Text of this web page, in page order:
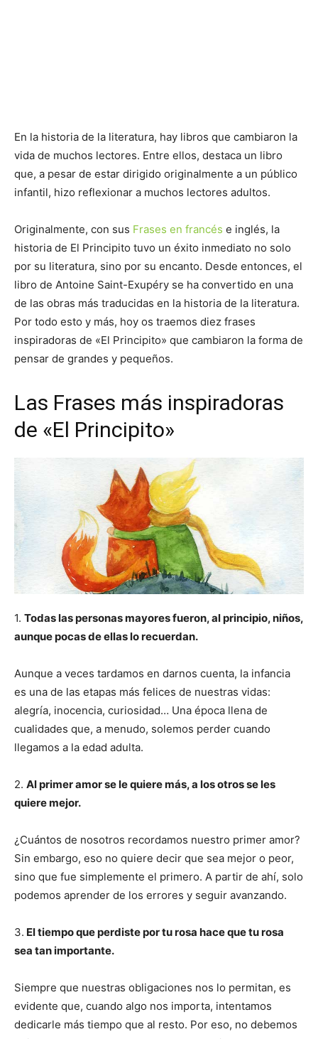
En la historia de la literatura, hay libros que cambiaron la
vida de muchos lectores. Entre ellos, destaca un libro
que, a pesar de estar dirigido originalmente a un público
infantil, hizo reflexionar a muchos lectores adultos.
Originalmente, con sus Frases en francés e inglés, la
historia de El Principito tuvo un éxito inmediato no solo
por su literatura, sino por su encanto. Desde entonces, el
libro de Antoine Saint-Exupéry se ha convertido en una
de las obras más traducidas en la historia de la literatura.
Por todo esto y más, hoy os traemos diez frases
inspiradoras de «El Principito» que cambiaron la forma de
pensar de grandes y pequeños.
Las Frases más inspiradoras
de «El Principito»
1. Todas las personas mayores fueron, al principio, niños,
aunque pocas de ellas lo recuerdan.
Aunque a veces tardamos en darnos cuenta, la infancia
es una de las etapas más felices de nuestras vidas:
alegría, inocencia, curiosidad… Una época llena de
cualidades que, a menudo, solemos perder cuando
llegamos a la edad adulta.
2. Al primer amor se le quiere más, a los otros se les
quiere mejor.
¿Cuántos de nosotros recordamos nuestro primer amor?
Sin embargo, eso no quiere decir que sea mejor o peor,
sino que fue simplemente el primero. A partir de ahí, solo
podemos aprender de los errores y seguir avanzando.
3. El tiempo que perdiste por tu rosa hace que tu rosa
sea tan importante.
Siempre que nuestras obligaciones nos lo permitan, es
evidente que, cuando algo nos importa, intentamos
dedicarle más tiempo que al resto. Por eso, no debemos